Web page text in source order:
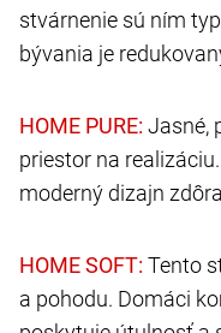
stvárnenie sú ním
bývania je
Jasné,
priestor na
moderný dizajn
Tento
a pohodu. Domáci